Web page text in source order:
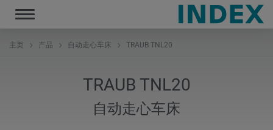
Toggle
navigation
主页 产品 自动走心车床 TRAUB TNL20
TRAUB TNL20
自动走心车床